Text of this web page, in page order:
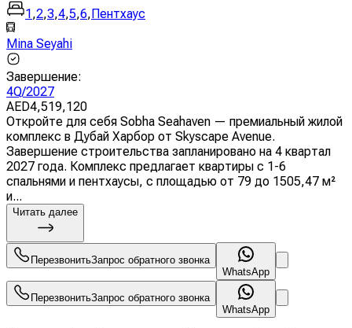
1,2,3,4,5,6,Пентхаус
Mina Seyahi
Завершение:
4Q/2027
AED4,519,120
Откройте для себя Sobha Seahaven — премиальный жилой
комплекс в Дубай Харбор от Skyscape Avenue.
Завершение строительства запланировано на 4 квартал
2027 года. Комплекс предлагает квартиры с 1-6
спальнями и пентхаусы, с площадью от 79 до 1505,47 м²
и...
Читать далее
ПерезвонитьЗапрос обратного звонка
WhatsApp
ПерезвонитьЗапрос обратного звонка
WhatsApp